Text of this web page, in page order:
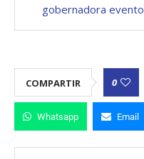
gobernadora evento
COMPARTIR 0
Whatsapp Email